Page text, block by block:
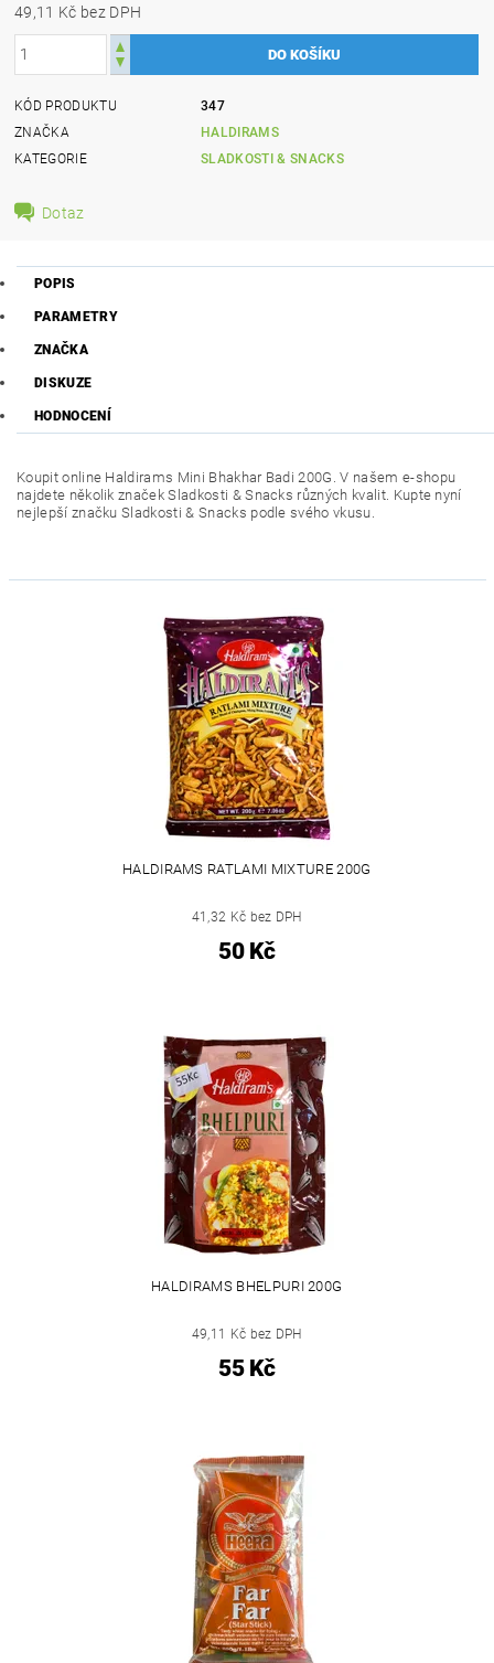
49,11 Kč bez DPH
KÓD PRODUKTU
347
ZNAČKA
HALDIRAMS
KATEGORIE
SLADKOSTI & SNACKS
Dotaz
POPIS
PARAMETRY
ZNAČKA
DISKUZE
HODNOCENÍ
Koupit online Haldirams Mini Bhakhar Badi 200G. V našem e-shopu
najdete několik značek Sladkosti & Snacks různých kvalit. Kupte nyní
nejlepší značku Sladkosti & Snacks podle svého vkusu.
HALDIRAMS RATLAMI MIXTURE 200G
41,32 Kč bez DPH
50 Kč
HALDIRAMS BHELPURI 200G
49,11 Kč bez DPH
55 Kč